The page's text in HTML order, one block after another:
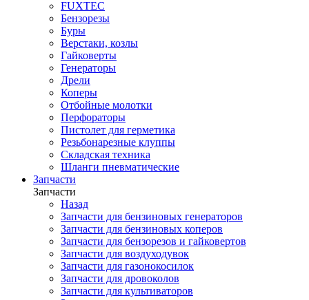
FUXTEC
Бензорезы
Буры
Верстаки, козлы
Гайковерты
Генераторы
Дрели
Коперы
Отбойные молотки
Перфораторы
Пистолет для герметика
Резьбонарезные клуппы
Складская техника
Шланги пневматические
Запчасти
Запчасти
Назад
Запчасти для бензиновых генераторов
Запчасти для бензиновых коперов
Запчасти для бензорезов и гайковертов
Запчасти для воздуходувок
Запчасти для газонокосилок
Запчасти для дровоколов
Запчасти для культиваторов